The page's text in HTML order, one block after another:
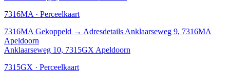
7316MA · Perceelkaart
7316MA Gekoppeld → Adresdetails Anklaarseweg 9, 7316MA
Apeldoorn
Anklaarseweg 10, 7315GX Apeldoorn
7315GX · Perceelkaart